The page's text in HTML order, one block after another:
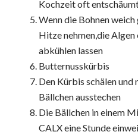
Kochzeit oft
Wenn die Bohnen
Hitze nehmen,die Algen
abkühlen lassen
Butternusskürbis
Den Kürbis schälen
Bällchen ausstechen
Die Bällchen in einem
CALX eine Stunde